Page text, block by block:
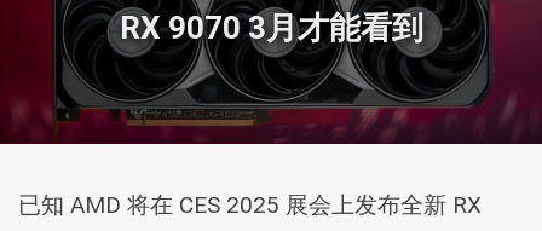
RX 9070 3月才能看到
已知 AMD 将在 CES 2025 展会上发布全新 RX